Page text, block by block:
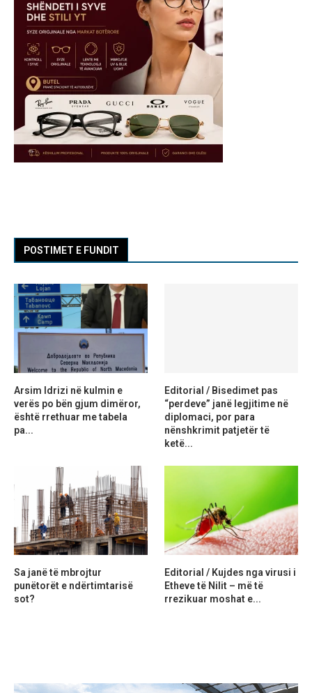
POSTIMET E FUNDIT
Arsim Idrizi në kulmin e
verës po bën gjum dimëror,
është rrethuar me tabela
pa...
Editorial / Bisedimet pas
“perdeve” janë legjitime në
diplomaci, por para
nënshkrimit patjetër të
ketë...
Sa janë të mbrojtur
punëtorët e ndërtimtarisë
sot?
Editorial / Kujdes nga virusi i
Etheve të Nilit – më të
rrezikuar moshat e...